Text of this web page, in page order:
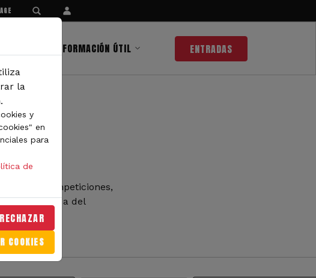
INFORMACIÓN ÚTIL ENTRADAS
competiciones,
pierdas nada del
la
y
en
para
de
RECHAZAR
COOKIES